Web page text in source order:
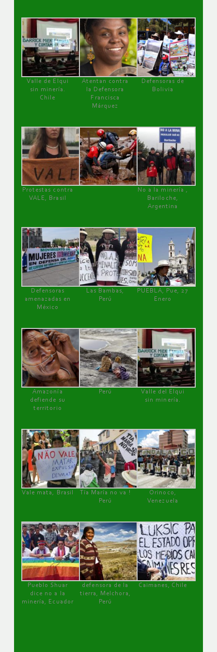
Valle de Elqui
sin minería.
Chile
Atentan contra
la Defensora
Francisca
Márquez
Defensoras de
Bolivia
Protestas contra
VALE, Brasil
No a la minería ,
Bariloche,
Argentina
Defensoras
amenazadas en
México
Las Bambas,
Perú
PUEBLA, Pue, 27
Enero
Amazonía
defiende su
territorio
Perú
Valle del Elqui
sin minería.
Vale mata, Brasil
Tía María no va !
Perú
Orinoco,
Venezuela
Pueblo Shuar
dice no a la
minería, Ecuador
defensora de la
tierra, Melchora,
Perú
Caimanes, Chile